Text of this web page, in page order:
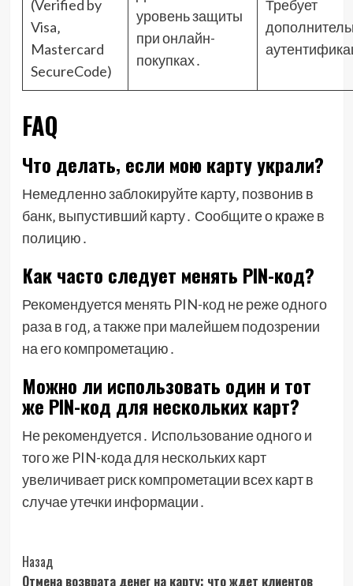
(Verified by
Visa‚
Mastercard
SecureCode)
уровень защиты
при онлайн-
покупках․
Требует
FAQ
Что делать‚ если мою карту украли?
Немедленно заблокируйте карту‚ позвонив в
банк‚ выпустивший карту․ Сообщите о краже в
полицию․
Как часто следует менять PIN-код?
Рекомендуется менять PIN-код не реже одного
раза в год‚ а также при малейшем подозрении
на его компрометацию․
Можно ли использовать один и тот
же PIN-код для нескольких карт?
Не рекомендуется․ Использование одного и
того же PIN-кода для нескольких карт
увеличивает риск компрометации всех карт в
случае утечки информации․
Post
Назад
Отмена возврата денег на карту: что ждет клиентов